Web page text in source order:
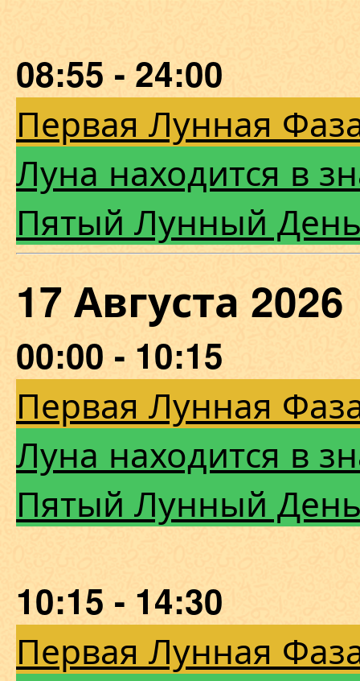
08:55 - 24:00
Первая Лунная
Луна находится в
Пятый Лунный
17 Августа
00:00 - 10:15
Первая Лунная
Луна находится в
Пятый Лунный
10:15 - 14:30
Первая Лунная